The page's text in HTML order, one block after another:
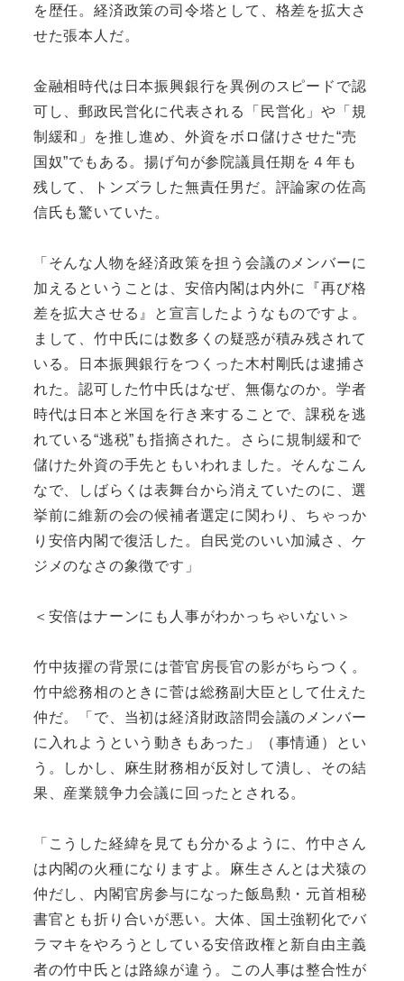
を歴任。経済政策の司令塔として、格差を拡大さ
せた張本人だ。
金融相時代は日本振興銀行を異例のスピードで認
可し、郵政民営化に代表される「民営化」や「規
制緩和」を推し進め、外資をボロ儲けさせた“売
国奴”でもある。揚げ句が参院議員任期を４年も
残して、トンズラした無責任男だ。評論家の佐高
信氏も驚いていた。
「そんな人物を経済政策を担う会議のメンバーに
加えるということは、安倍内閣は内外に『再び格
差を拡大させる』と宣言したようなものですよ。
まして、竹中氏には数多くの疑惑が積み残されて
いる。日本振興銀行をつくった木村剛氏は逮捕さ
れた。認可した竹中氏はなぜ、無傷なのか。学者
時代は日本と米国を行き来することで、課税を逃
れている“逃税”も指摘された。さらに規制緩和で
儲けた外資の手先ともいわれました。そんなこん
なで、しばらくは表舞台から消えていたのに、選
挙前に維新の会の候補者選定に関わり、ちゃっか
り安倍内閣で復活した。自民党のいい加減さ、ケ
ジメのなさの象徴です」
＜安倍はナーンにも人事がわかっちゃいない＞
竹中抜擢の背景には菅官房長官の影がちらつく。
竹中総務相のときに菅は総務副大臣として仕えた
仲だ。「で、当初は経済財政諮問会議のメンバー
に入れようという動きもあった」（事情通）とい
う。しかし、麻生財務相が反対して潰し、その結
果、産業競争力会議に回ったとされる。
「こうした経緯を見ても分かるように、竹中さん
は内閣の火種になりますよ。麻生さんとは犬猿の
仲だし、内閣官房参与になった飯島勲・元首相秘
書官とも折り合いが悪い。大体、国土強靭化でバ
ラマキをやろうとしている安倍政権と新自由主義
者の竹中氏とは路線が違う。この人事は整合性が